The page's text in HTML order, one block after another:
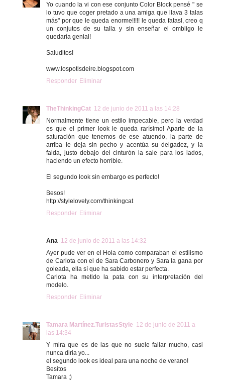
Yo cuando la vi con ese conjunto Color Block pensé " se
lo tuvo que coger pretado a una amiga que llava 3 talas
más" por que le queda enorme!!!!! le queda fatasl, creo q
un conjutos de su talla y sin enseñar el ombligo le
quedaría genial!
Saluditos!
www.lospotisdeire.blogspot.com
Responder Eliminar
TheThinkingCat 12 de junio de 2011 a las 14:28
Normalmente tiene un estilo impecable, pero la verdad
es que el primer look le queda rarísimo! Aparte de la
saturación que tenemos de ese atuendo, la parte de
arriba le deja sin pecho y acentúa su delgadez, y la
falda, justo debajo del cinturón la sale para los lados,
haciendo un efecto horrible.
El segundo look sin embargo es perfecto!
Besos!
http://stylelovely.com/thinkingcat
Responder Eliminar
Ana 12 de junio de 2011 a las 14:32
Ayer pude ver en el Hola como comparaban el estilismo
de Carlota con el de Sara Carbonero y Sara la gana por
goleada, ella sí que ha sabido estar perfecta.
Carlota ha metido la pata con su interpretación del
modelo.
Responder Eliminar
Tamara Martínez.TuristasStyle 12 de junio de 2011 a
las 14:34
Y mira que es de las que no suele fallar mucho, casi
nunca diria yo...
el segundo look es ideal para una noche de verano!
Besitos
Tamara ;)